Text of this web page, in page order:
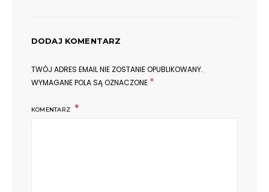
DODAJ KOMENTARZ
TWÓJ ADRES EMAIL NIE ZOSTANIE OPUBLIKOWANY.
WYMAGANE POLA SĄ OZNACZONE *
KOMENTARZ